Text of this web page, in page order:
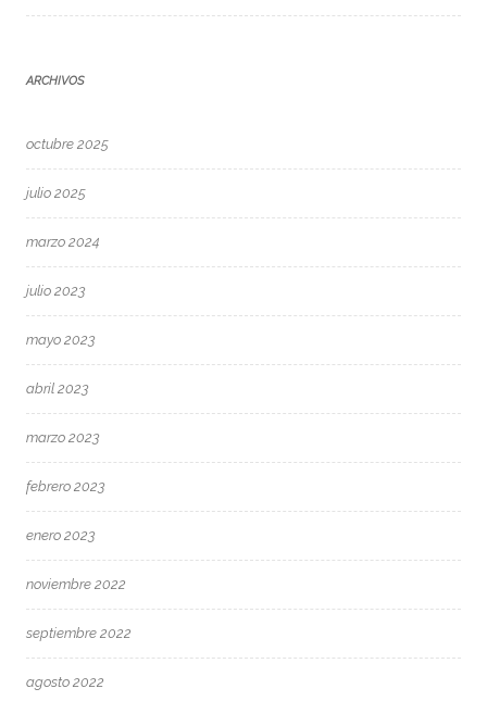
ARCHIVOS
octubre 2025
julio 2025
marzo 2024
julio 2023
mayo 2023
abril 2023
marzo 2023
febrero 2023
enero 2023
noviembre 2022
septiembre 2022
agosto 2022